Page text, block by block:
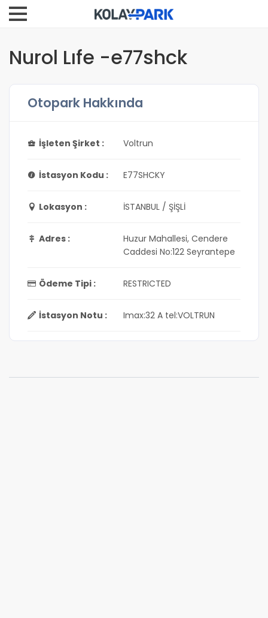
Nurol Lıfe -e77shck
Otopark Hakkında
İşleten Şirket : Voltrun
İstasyon Kodu : E77SHCKY
Lokasyon : İSTANBUL / ŞİŞLİ
Adres :
Huzur Mahallesi, Cendere
Caddesi No:122 Seyrantepe
Ödeme Tipi : RESTRICTED
İstasyon Notu : Imax:32 A tel:VOLTRUN